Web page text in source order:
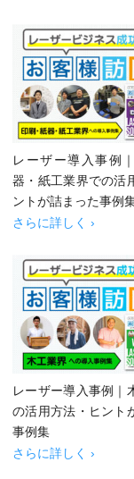
レーザー導入事例
器・紙工業界での活
ントが詰まった事例
さらに詳しく ›
レーザー導入事例｜
の活用方法・ヒント
事例集
さらに詳しく ›